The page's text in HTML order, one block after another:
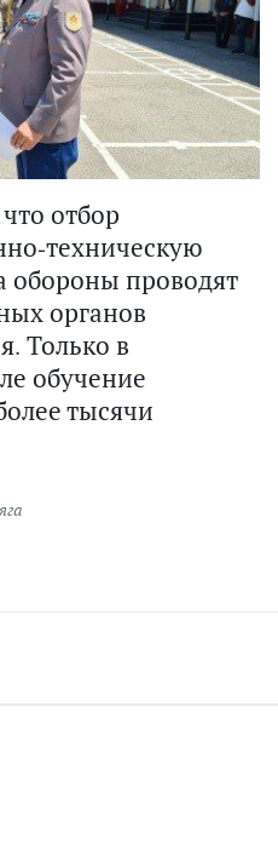
отбор
техническую
обороны проводят
органов
Только в
обучение
тысячи